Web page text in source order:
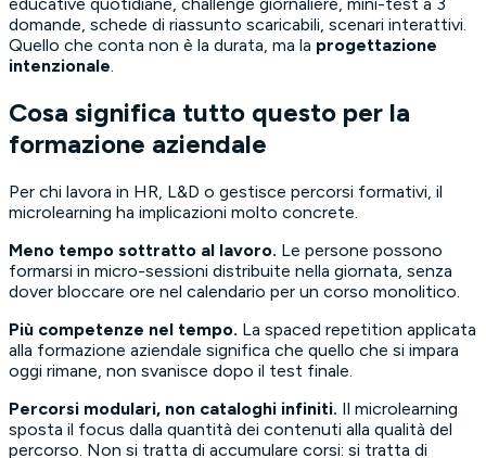
domande, schede di riassunto scaricabili, scenari interattivi.
Quello che conta non è la durata, ma la progettazione
intenzionale
Cosa significa tutto questo per la
formazione aziendale
Per chi lavora in HR, L&D o gestisce percorsi formativi, il
microlearning ha implicazioni molto concrete.
Meno tempo sottratto al lavoro. Le persone possono
formarsi in micro-sessioni distribuite nella giornata, senza
dover bloccare ore nel calendario per un corso monolitico.
Più competenze nel tempo. La spaced repetition applicata
alla formazione aziendale significa che quello che si impara
oggi rimane, non svanisce dopo il test finale.
Percorsi modulari, non cataloghi infiniti. Il microlearning
sposta il focus dalla quantità dei contenuti alla qualità del
percorso. Non si tratta di accumulare corsi: si tratta di